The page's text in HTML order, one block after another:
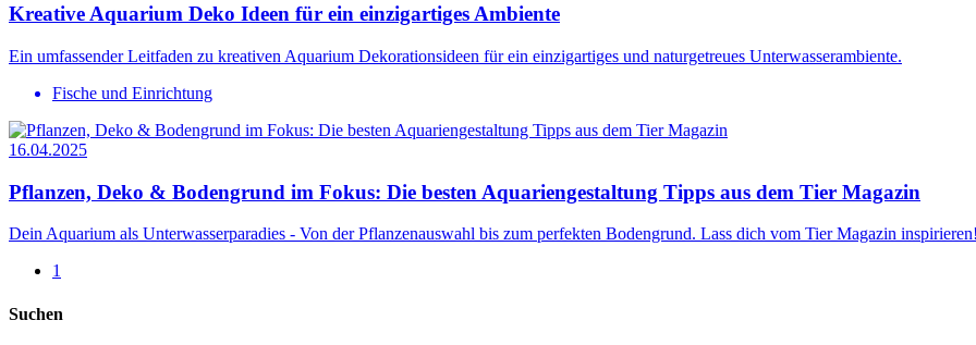
Kreative Aquarium Deko Ideen für ein einzigartiges Ambiente
Ein umfassender Leitfaden zu kreativen Aquarium Dekorationsideen für ein einzigartiges und naturgetreues Unterwasserambiente.
Fische und Einrichtung
16.04.2025
Pflanzen, Deko & Bodengrund im Fokus: Die besten Aquariengestaltung Tipps aus dem Tier Magazin
Dein Aquarium als Unterwasserparadies - Von der Pflanzenauswahl bis zum perfekten Bodengrund. Lass dich vom Tier Magazin
1
Suchen